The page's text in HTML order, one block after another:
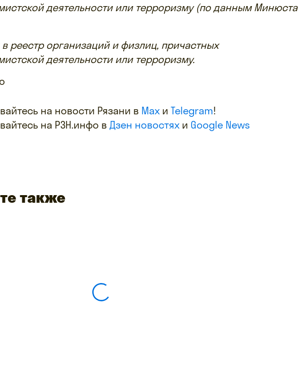
деятельности или терроризму (по данным Минюста
в реестр организаций и физлиц, причастных
деятельности или терроризму.
на новости Рязани в Max и Telegram!
на РЗН.инфо в Дзен новостях и Google News
также